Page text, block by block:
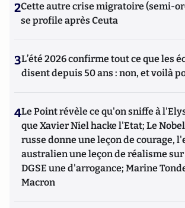
2Cette autre crise migratoire (semi-
se profile après Ceuta
3L’été 2026 confirme tout ce que les
disent depuis 50 ans : non, et voilà
4Le Point révèle ce qu'on sniffe à
que Xavier Niel hacke l'Etat; Le
russe donne une leçon de courage,
australien une leçon de réalisme sur
DGSE une d'arrogance; Marine
Macron